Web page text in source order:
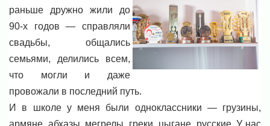
раньше дружно жили до
90-х годов — справляли
свадьбы, общались
семьями, делились всем,
что могли и даже
провожали в последний путь.
И в школе у меня были одноклассники — грузины,